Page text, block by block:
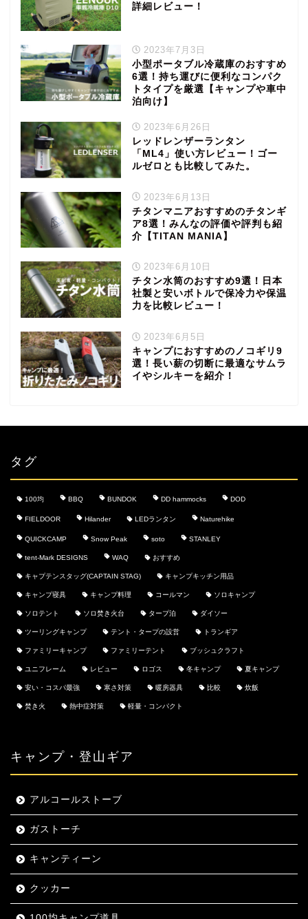
詳細レビュー！
2023年7月3日
小型ポータブル冷蔵庫のおすすめ
6選！持ち運びに便利なコンパク
トタイプを厳選【キャンプや車中
泊向け】
2023年6月26日
レッドレンザーランタン
「ML4」使い方レビュー！ゴー
ルゼロとも比較してみた。
2023年6月13日
チタンマニアおすすめのチタンギ
ア8選！みんなの評価や評判も紹
介【TITAN MANIA】
2023年6月10日
チタン水筒のおすすめ9選！日本
社製と安いボトルで保冷力や保温
力を比較レビュー！
2023年6月5日
キャンプにおすすめのノコギリ9
選！長い薪の切断に最適なサムラ
イやシルキーを紹介！
タグ
100均 BBQ BUNDOK DD hammocks DOD
FIELDOOR Hilander LEDランタン Naturehike
QUICKCAMP Snow Peak soto STANLEY
tent-Mark DESIGNS WAQ おすすめ
キャプテンスタッグ(CAPTAIN STAG) キャンプキッチン用品
キャンプ寝具 キャンプ料理 コールマン ソロキャンプ
ソロテント ソロ焚き火台 タープ泊 ダイソー
ツーリングキャンプ テント・タープの設営 トランギア
ファミリーキャンプ ファミリーテント ブッシュクラフト
ユニフレーム レビュー ロゴス 冬キャンプ 夏キャンプ
安い・コスパ最強 寒さ対策 暖房器具 比較 炊飯
焚き火 熱中症対策 軽量・コンパクト
キャンプ・登山ギア
アルコールストーブ
ガストーチ
キャンティーン
クッカー